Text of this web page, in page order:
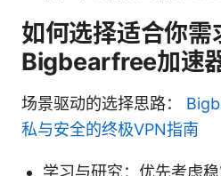
如何选择适合你需
Bigbearfree加速
场景驱动的选择思路：
私与安全的终极VPN指南
学习与研究：优先考虑